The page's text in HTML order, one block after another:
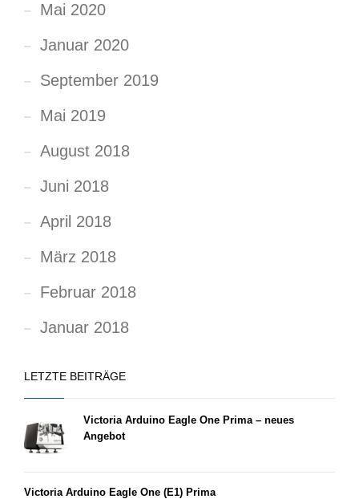
Mai 2020
Januar 2020
September 2019
Mai 2019
August 2018
Juni 2018
April 2018
März 2018
Februar 2018
Januar 2018
LETZTE BEITRÄGE
Victoria Arduino Eagle One Prima – neues
Angebot
Victoria Arduino Eagle One (E1) Prima